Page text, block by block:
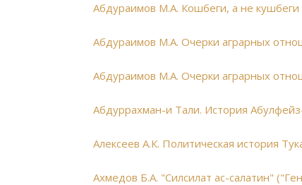
Абдураимов М.А. Кошбеги, а не кушбеги
Абдураимов М.А. Очерки аграрных
Абдураимов М.А. Очерки аграрных
Абдуррахман-и Тали. История
Алексеев А.К. Политическая история
Ахмедов Б.А. "Силсилат ас-салатин"